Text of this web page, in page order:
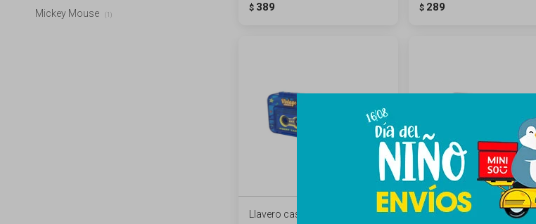
$ 389 $ 289
Llavero cassette grabador -
Llavero cassette grabador -
Mickey Mouse (1)